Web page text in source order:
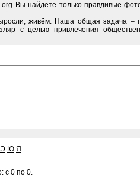
Вы найдете только правдивые
живём. Наша общая задача –
с целью привлечения
Э Ю Я
с 0 по 0.